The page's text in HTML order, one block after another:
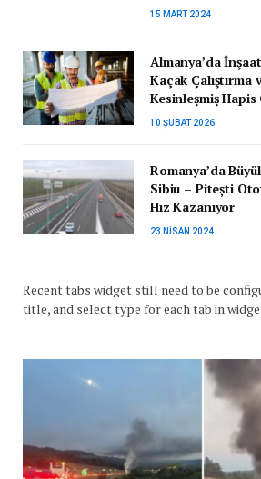
15 MART 2024
Almanya’da
Kaçak Çalıştırma
Kesinleşmiş Hapis
10 ŞUBAT 2026
Romanya’da
Sibiu – Pitești
Hız Kazanıyor
23 NISAN 2024
Recent tabs widget still need to be
title, and select type for each tab in